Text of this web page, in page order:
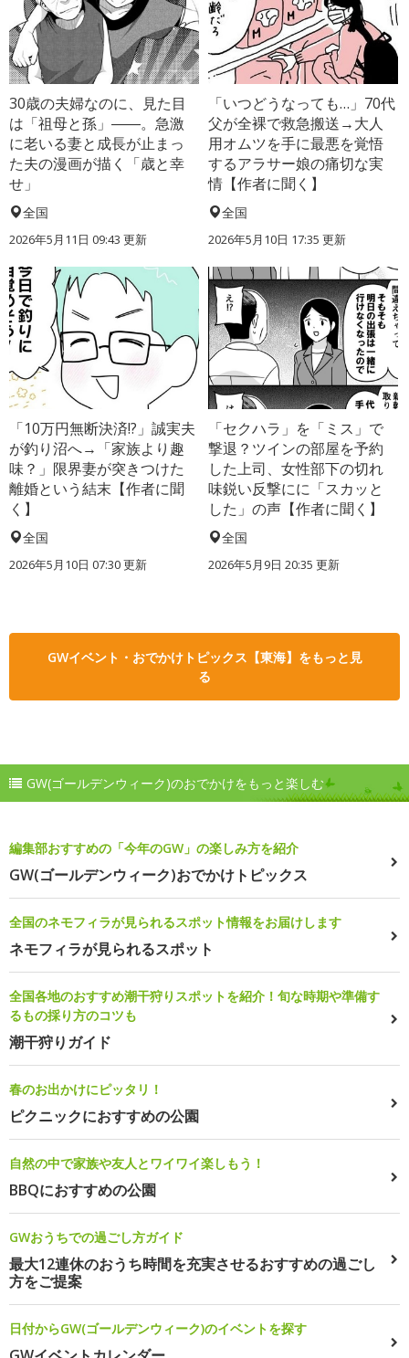
30歳の夫婦なのに、見た目
は「祖母と孫」――。急激
に老いる妻と成長が止まっ
た夫の漫画が描く「歳と幸
せ」
全国
2026年5月11日 09:43 更新
「いつどうなっても…」70代
父が全裸で救急搬送→大人
用オムツを手に最悪を覚悟
するアラサー娘の痛切な実
情【作者に聞く】
全国
2026年5月10日 17:35 更新
「10万円無断決済!?」誠実夫
が釣り沼へ→「家族より趣
味？」限界妻が突きつけた
離婚という結末【作者に聞
く】
全国
2026年5月10日 07:30 更新
「セクハラ」を「ミス」で
撃退？ツインの部屋を予約
した上司、女性部下の切れ
味鋭い反撃にに「スカッと
した」の声【作者に聞く】
全国
2026年5月9日 20:35 更新
GWイベント・おでかけトピックス【東海】をもっと見
る
GW(ゴールデンウィーク)のおでかけをもっと楽しむ
編集部おすすめの「今年のGW」の楽しみ方を紹介
GW(ゴールデンウィーク)おでかけトピックス
全国のネモフィラが見られるスポット情報をお届けします
ネモフィラが見られるスポット
全国各地のおすすめ潮干狩りスポットを紹介！旬な時期や準備す
るもの採り方のコツも
潮干狩りガイド
春のお出かけにピッタリ！
ピクニックにおすすめの公園
自然の中で家族や友人とワイワイ楽しもう！
BBQにおすすめの公園
GWおうちでの過ごし方ガイド
最大12連休のおうち時間を充実させるおすすめの過ごし
方をご提案
日付からGW(ゴールデンウィーク)のイベントを探す